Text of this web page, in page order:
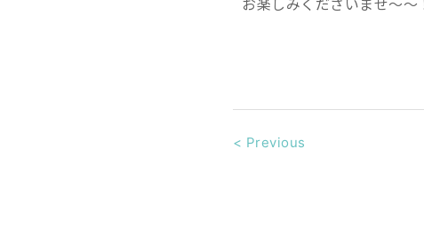
< Previous